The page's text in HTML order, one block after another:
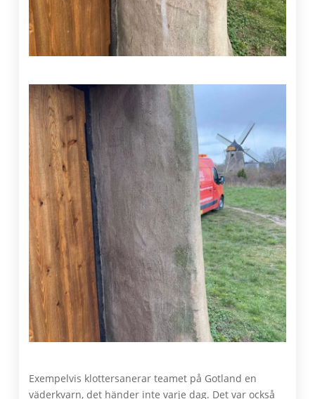
Exempelvis klottersanerar teamet på Gotland en
väderkvarn, det händer inte varje dag. Det var också